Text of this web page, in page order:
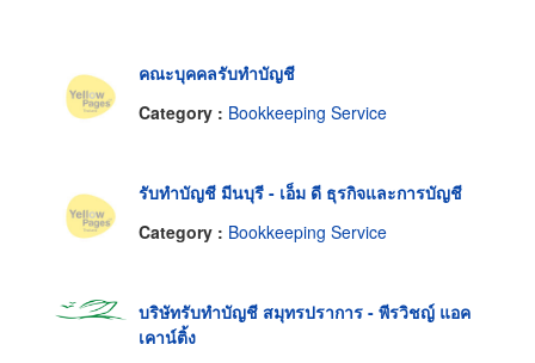
คณะบุคคลรับทำบัญชี
Category : Bookkeeping Service
รับทำบัญชี มีนบุรี - เอ็ม ดี ธุรกิจและการบัญชี
Category : Bookkeeping Service
บริษัทรับทำบัญชี สมุทรปราการ - พีรวิชญ์ แอค
เคาน์ติ้ง